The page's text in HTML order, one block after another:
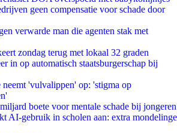
geen compensatie voor schade door
verwarde man die agenten stak met
zondag terug met lokaal 32 graden
in op automatisch staatsburgerschap bij
'vulvalippen' op: 'stigma op
boete voor mentale schade bij jongeren
AI-gebruik in scholen aan: extra mondelinge